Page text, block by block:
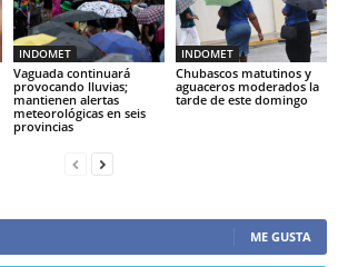
INDOMET
Vaguada continuará
provocando lluvias;
mantienen alertas
meteorológicas en seis
provincias
INDOMET
Chubascos matutinos y
aguaceros moderados la
tarde de este domingo
ME GUSTA